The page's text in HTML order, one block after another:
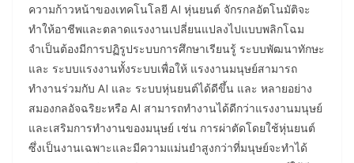
ความก้าวหน้าของเทคโนโลยี AI หุ่นยนต์ จักรกลอัตโนมัติจะ
ทำให้อาชีพและตลาดแรงงานเปลี่ยนแปลงไปแบบพลิกโฉม
จำเป็นต้องมีการปฏิรูประบบการศึกษาเรียนรู้ ระบบพัฒนาทักษะ
และ ระบบแรงงานทั้งระบบเพื่อให้ แรงงานมนุษย์สามารถ
ทำงานร่วมกับ AI และ ระบบหุ่นยนต์ได้ดีขึ้น และ หลายอย่าง
สมองกลอัจฉริยะหรือ AI สามารถทำงานได้ดีกว่าแรงงานมนุษย์
และเสริมการทำงานของมนุษย์ เช่น การผ่าตัดโดยใช้หุ่นยนต์
ซึ่งเป็นงานเฉพาะและมีความแม่นยำสูงกว่าที่มนุษย์จะทำได้